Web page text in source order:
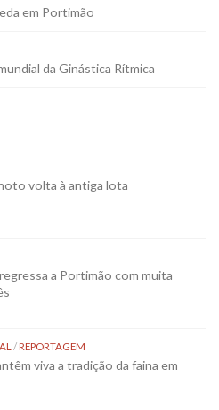
em Portimão
da Ginástica Rítmica
volta à antiga lota
regressa a Portimão com muita
/REPORTAGEM
viva a tradição da faina em